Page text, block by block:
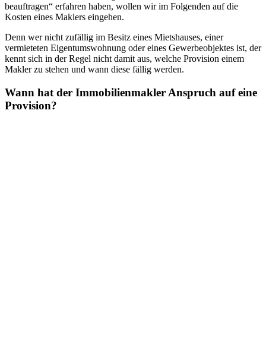
beauftragen“ erfahren haben, wollen wir im Folgenden auf die
Kosten eines Maklers eingehen.
Denn wer nicht zufällig im Besitz eines Mietshauses, einer
vermieteten Eigentumswohnung oder eines Gewerbeobjektes ist, der
kennt sich in der Regel nicht damit aus, welche Provision einem
Makler zu stehen und wann diese fällig werden.
Wann hat der Immobilienmakler Anspruch auf eine
Provision?